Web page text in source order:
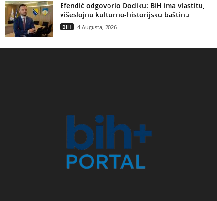
Efendić odgovorio Dodiku: BiH ima vlastitu,
višeslojnu kulturno-historijsku baštinu
BIH 4 Augusta, 2026